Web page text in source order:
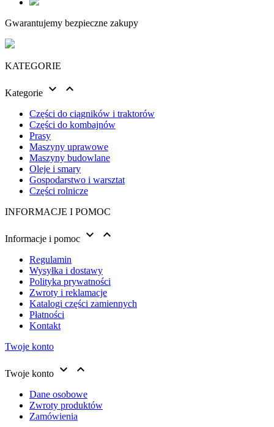
Gwarantujemy bezpieczne zakupy
KATEGORIE
Kategorie  
Części do ciągników i traktorów
Części do kombajnów
Prasy
Maszyny uprawowe
Maszyny budowlane
Oleje i smary
Gospodarstwo i warsztat
Części rolnicze
INFORMACJE I POMOC
Informacje i pomoc  
Regulamin
Wysyłka i dostawy
Polityka prywatności
Zwroty i reklamacje
Katalogi części zamiennych
Płatności
Kontakt
Twoje konto
Twoje konto  
Dane osobowe
Zwroty produktów
Zamówienia